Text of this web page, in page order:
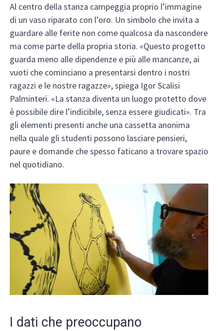
Al centro della stanza campeggia proprio l’immagine
di un vaso riparato con l’oro. Un simbolo che invita a
guardare alle ferite non come qualcosa da nascondere
ma come parte della propria storia. «Questo progetto
guarda meno alle dipendenze e più alle mancanze, ai
vuoti che cominciano a presentarsi dentro i nostri
ragazzi e le nostre ragazze», spiega Igor Scalisi
Palminteri. «La stanza diventa un luogo protetto dove
è possibile dire l’indicibile, senza essere giudicati». Tra
gli elementi presenti anche una cassetta anonima
nella quale gli studenti possono lasciare pensieri,
paure e domande che spesso faticano a trovare spazio
nel quotidiano.
I dati che preoccupano